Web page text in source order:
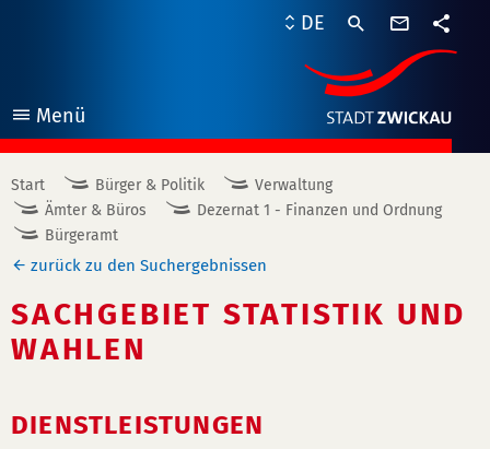
Menü
öffnen
DE
Start Bürger & Politik
Verwaltung
Ämter & Büros
Dezernat 1 - Finanzen und Ordnung
Bürgeramt
zurück zu den Suchergebnissen
SACHGEBIET STATISTIK UND
WAHLEN
DIENSTLEISTUNGEN